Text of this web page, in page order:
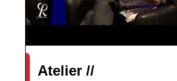
Atelier //